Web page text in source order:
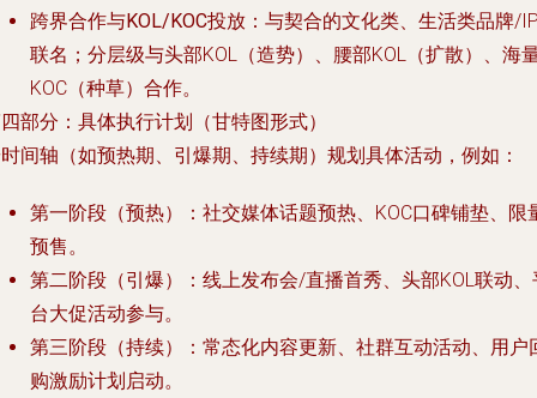
跨界合作与KOL/KOC投放 ：与契合的文化类、生活类品牌/
联名；分层级与头部KOL（造势）、腰部KOL（扩散）、海
KOC（种草）合作。
部分：具体执行计划（甘特图形式）
间轴（如预热期、引爆期、持续期）规划具体活动，例如：
第一阶段（预热）
：社交媒体话题预热、KOC口碑铺垫、限
预售。
第二阶段（引爆）
：线上发布会/直播首秀、头部KOL联动、
台大促活动参与。
第三阶段（持续）
：常态化内容更新、社群互动活动、用户
购激励计划启动。